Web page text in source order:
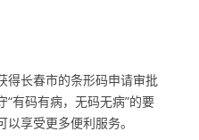
得长春市的条形码申请审批
有码有病，无码无病”的要
享受更多便利服务。